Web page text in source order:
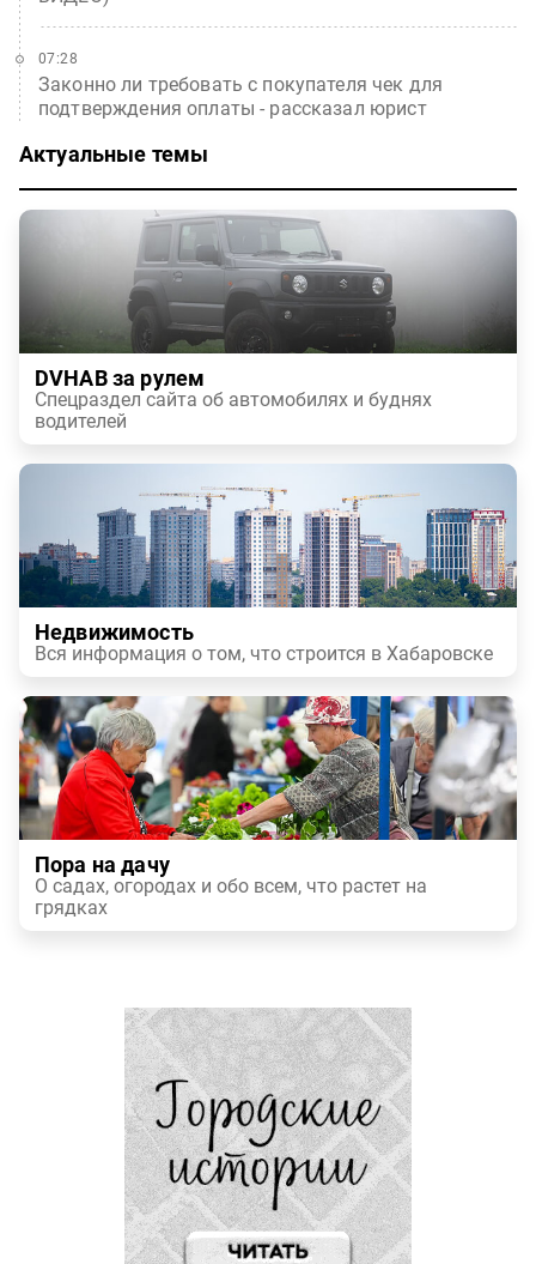
Законно ли требовать с покупателя чек для
подтверждения оплаты - рассказал юрист
07:28
Актуальные темы
DVHAB за рулем
Спецраздел сайта об автомобилях и буднях
водителей
Недвижимость
Вся информация о том, что строится в Хабаровске
Пора на дачу
О садах, огородах и обо всем, что растет на
грядках